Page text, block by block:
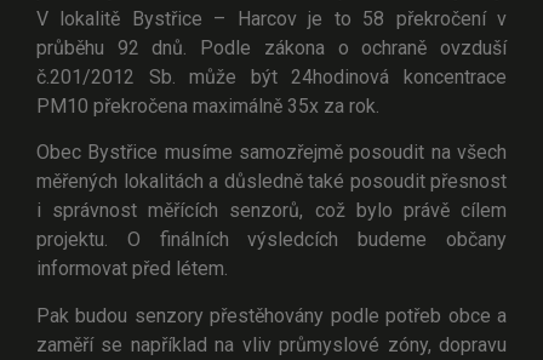
V lokalitě Bystřice – Harcov je to 58 překročení v
průběhu 92 dnů. Podle zákona o ochraně ovzduší
č.201/2012 Sb. může být 24hodinová koncentrace
PM10 překročena maximálně 35x za rok.
Obec Bystřice musíme samozřejmě posoudit na všech
měřených lokalitách a důsledně také posoudit přesnost
i správnost měřících senzorů, což bylo právě cílem
projektu. O finálních výsledcích budeme občany
informovat před létem.
Pak budou senzory přestěhovány podle potřeb obce a
zaměří se například na vliv průmyslové zóny, dopravu